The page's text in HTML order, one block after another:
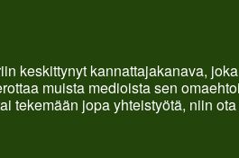
keskittynyt kannattajakanava,
muista medioista sen
tekemään jopa yhteistyötä, niin